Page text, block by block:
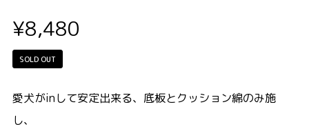
¥8,480
SOLD OUT
愛犬がinして安定出来る、底板とクッション綿のみ施
し、